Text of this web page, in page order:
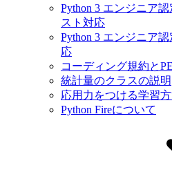
Python 3 エンジニア
スト対応
Python 3 エンジニア
応
コーディング規約と
統計量のクラスの説明
応用力をつける学習
Python Fireについて